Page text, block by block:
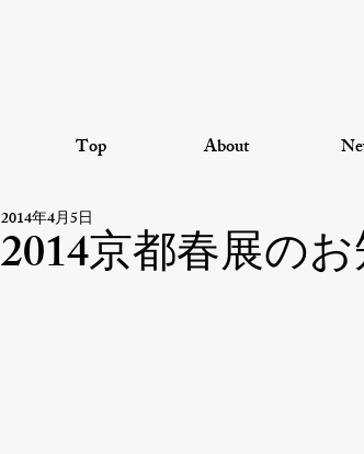
Top About
2014京都春展の
2014年4月5日